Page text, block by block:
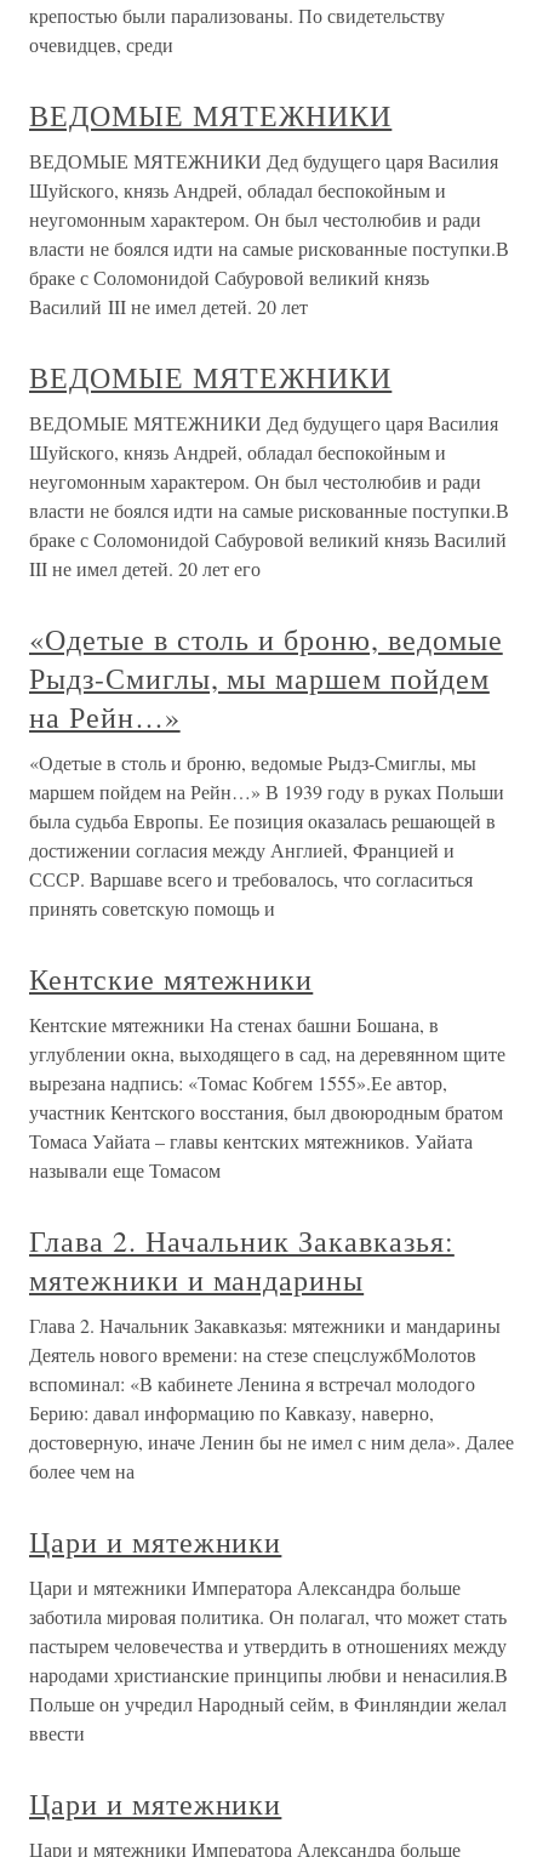
крепостью были парализованы. По свидетельству
очевидцев, среди
ВЕДОМЫЕ МЯТЕЖНИКИ
ВЕДОМЫЕ МЯТЕЖНИКИ Дед будущего царя Василия
Шуйского, князь Андрей, обладал беспокойным и
неугомонным характером. Он был честолюбив и ради
власти не боялся идти на самые рискованные поступки.В
браке с Соломонидой Сабуровой великий князь
Василий III не имел детей. 20 лет
ВЕДОМЫЕ МЯТЕЖНИКИ
ВЕДОМЫЕ МЯТЕЖНИКИ Дед будущего царя Василия
Шуйского, князь Андрей, обладал беспокойным и
неугомонным характером. Он был честолюбив и ради
власти не боялся идти на самые рискованные поступки.В
браке с Соломонидой Сабуровой великий князь Василий
III не имел детей. 20 лет его
«Одетые в столь и броню, ведомые
Рыдз-Смиглы, мы маршем пойдем
на Рейн…»
«Одетые в столь и броню, ведомые Рыдз-Смиглы, мы
маршем пойдем на Рейн…» В 1939 году в руках Польши
была судьба Европы. Ее позиция оказалась решающей в
достижении согласия между Англией, Францией и
СССР. Варшаве всего и требовалось, что согласиться
принять советскую помощь и
Кентские мятежники
Кентские мятежники На стенах башни Бошана, в
углублении окна, выходящего в сад, на деревянном щите
вырезана надпись: «Томас Кобгем 1555».Ее автор,
участник Кентского восстания, был двоюродным братом
Томаса Уайата – главы кентских мятежников. Уайата
называли еще Томасом
Глава 2. Начальник Закавказья:
мятежники и мандарины
Глава 2. Начальник Закавказья: мятежники и мандарины
Деятель нового времени: на стезе спецслужбМолотов
вспоминал: «В кабинете Ленина я встречал молодого
Берию: давал информацию по Кавказу, наверно,
достоверную, иначе Ленин бы не имел с ним дела». Далее
более чем на
Цари и мятежники
Цари и мятежники Императора Александра больше
заботила мировая политика. Он полагал, что может стать
пастырем человечества и утвердить в отношениях между
народами христианские принципы любви и ненасилия.В
Польше он учредил Народный сейм, в Финляндии желал
ввести
Цари и мятежники
Цари и мятежники Императора Александра больше